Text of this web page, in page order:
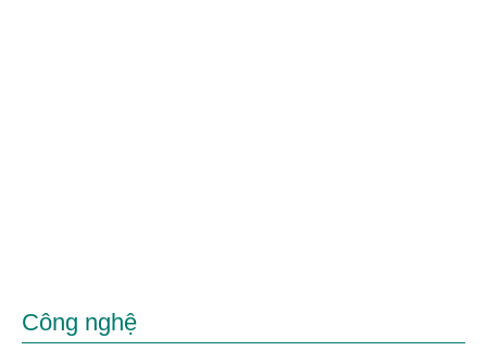
Công nghệ